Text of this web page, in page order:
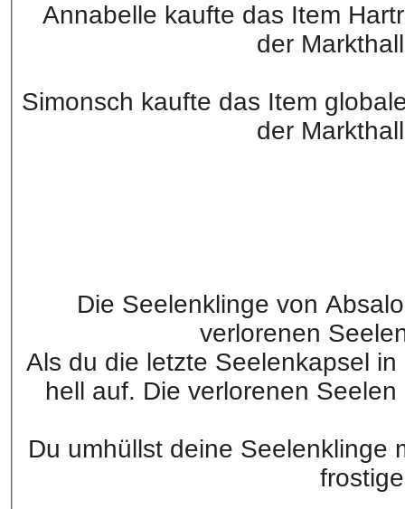
Annabelle kaufte das Item
der
Simonsch kaufte das Item
der
Die Seelenklinge von
verlorenen
Als du die letzte Seelenkapsel
hell auf. Die verlorenen
Du umhüllst deine Seelenklinge